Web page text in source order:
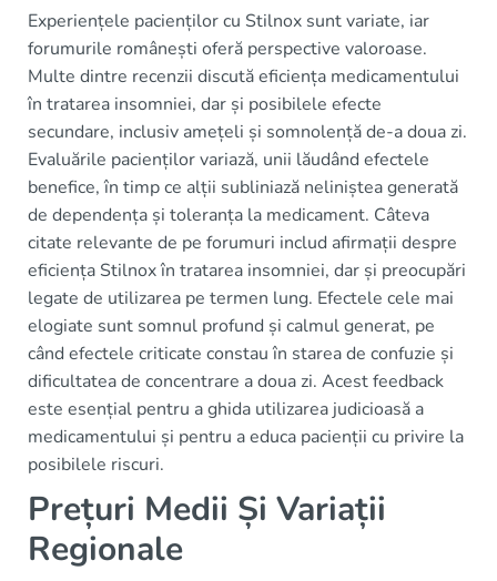
Experiențele pacienților cu Stilnox sunt variate, iar
forumurile românești oferă perspective valoroase.
Multe dintre recenzii discută eficiența medicamentului
în tratarea insomniei, dar și posibilele efecte
secundare, inclusiv amețeli și somnolență de-a doua zi.
Evaluările pacienților variază, unii lăudând efectele
benefice, în timp ce alții subliniază neliniștea generată
de dependența și toleranța la medicament. Câteva
citate relevante de pe forumuri includ afirmații despre
eficiența Stilnox în tratarea insomniei, dar și preocupări
legate de utilizarea pe termen lung. Efectele cele mai
elogiate sunt somnul profund și calmul generat, pe
când efectele criticate constau în starea de confuzie și
dificultatea de concentrare a doua zi. Acest feedback
este esențial pentru a ghida utilizarea judicioasă a
medicamentului și pentru a educa pacienții cu privire la
posibilele riscuri.
Prețuri Medii Și Variații
Regionale